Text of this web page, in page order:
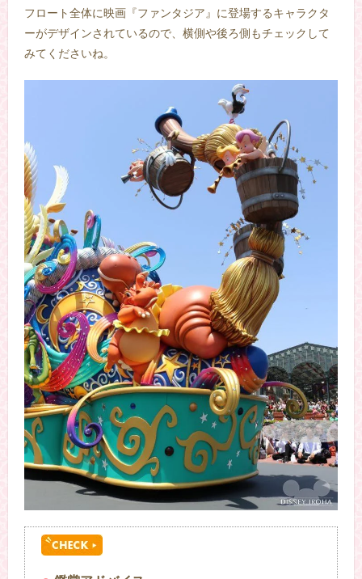
フロート全体に映画『ファンタジア』に登場するキャラクタ
ーがデザインされているので、横側や後ろ側もチェックして
みてくださいね。